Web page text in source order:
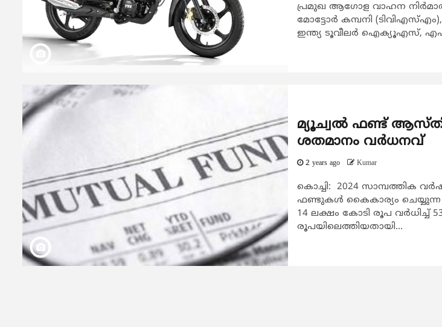
പ്രമുഖ ആഗോള വാഹന
മോട്ടോര്‍ കമ്പനി
ഇന്ത്യ ടൂവീലര്‍ ഐക്യൂഎസ്,
മ്യൂച്വല്‍ ഫണ്ട്
ശതമാനം വര്‍ധനവ്
2 years ago Kumar
കൊച്ചി: 2024 സാമ്പത്തിക
ഫണ്ടുകള്‍ കൈകാര്യം
14 ലക്ഷം കോടി രൂപ വര്‍ധിച്ച്
രൂപയിലെത്തിയതായി...